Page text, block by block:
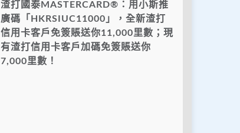
渣打國泰MASTERCARD®：用小斯推
廣碼「HKRSIUC11000」，全新渣打
信用卡客戶免簽賬送你11,000里數；現
有渣打信用卡客戶加碼免簽賬送你
7,000里數！